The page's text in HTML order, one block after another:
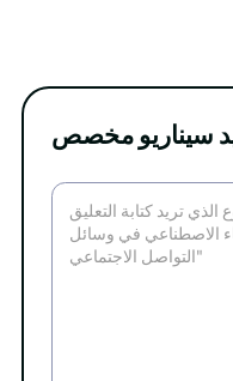
سيناريو مخصص